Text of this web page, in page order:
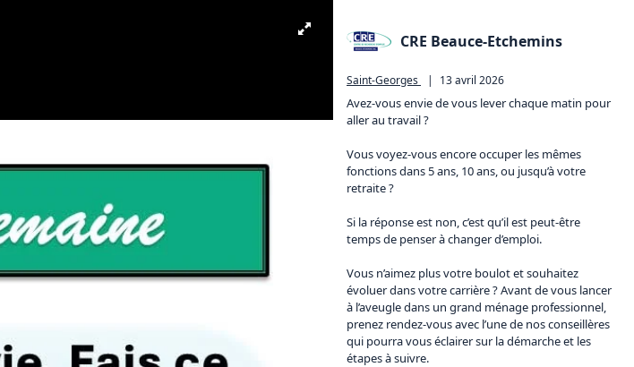
CRE Beauce-Etchemins
Saint-Georges | 13 avril 2026
Avez-vous envie de vous lever chaque matin pour
aller au travail ?
Vous voyez-vous encore occuper les mêmes
fonctions dans 5 ans, 10 ans, ou jusqu’à votre
retraite ?
Si la réponse est non, c’est qu’il est peut-être
temps de penser à changer d’emploi.
Vous n’aimez plus votre boulot et souhaitez
évoluer dans votre carrière ? Avant de vous lancer
à l’aveugle dans un grand ménage professionnel,
prenez rendez-vous avec l’une de nos conseillères
qui pourra vous éclairer sur la démarche et les
étapes à suivre.